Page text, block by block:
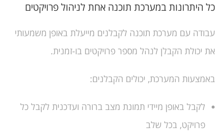
כל היתרונות במערכת תוכנה אחת לניהול פרויקטים
עבודה עם מערכת תוכנה לקבלנים מייעלת באופן משמעותי
את יכולת הקבלן לנהל מספר פרויקטים בו-זמנית.
באמצעות המערכת, יכולים הקבלנים:
לקבל באופן מיידי תמונת מצב ברורה ועדכנית לקבל כל
פרויקט, בכל שלב